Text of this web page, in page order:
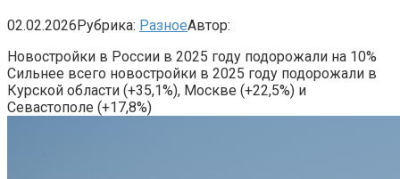
02.02.2026Рубрика: РазноеАвтор:
Новостройки в России в 2025 году подорожали на 10%
Сильнее всего новостройки в 2025 году подорожали в
Курской области (+35,1%), Москве (+22,5%) и
Севастополе (+17,8%)